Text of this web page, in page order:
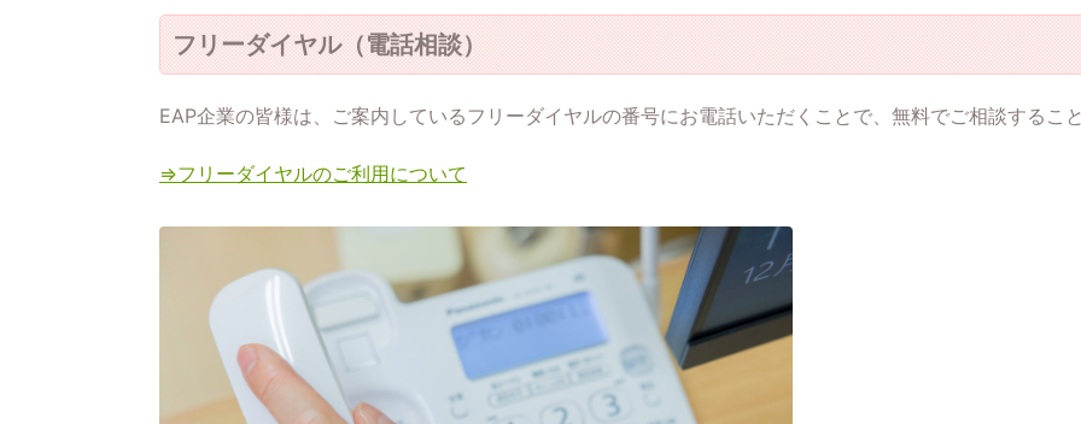
フリーダイヤル（電話相談）
EAP企業の皆様は、ご案内しているフリーダイヤルの番号にお電話いただくことで、無料でご相談すること
⇒フリーダイヤルのご利用について